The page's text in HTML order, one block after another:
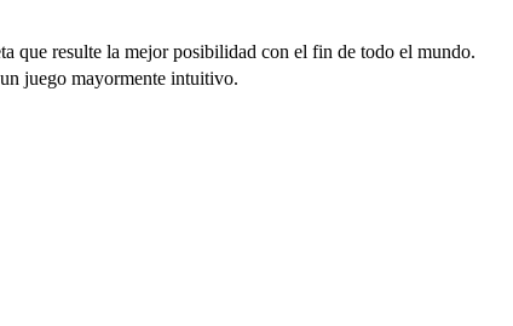
que resulte la mejor posibilidad con el fin de todo el mundo.
juego mayormente intuitivo.